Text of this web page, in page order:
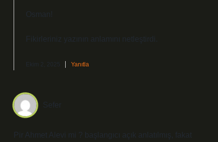
Osman!
Fikirleriniz yazının anlamını netleştirdi.
Ekim 2, 2025 Yanıtla
Sefer
Pir Ahmet Alevi mi ? başlangıcı açık anlatılmış, fakat